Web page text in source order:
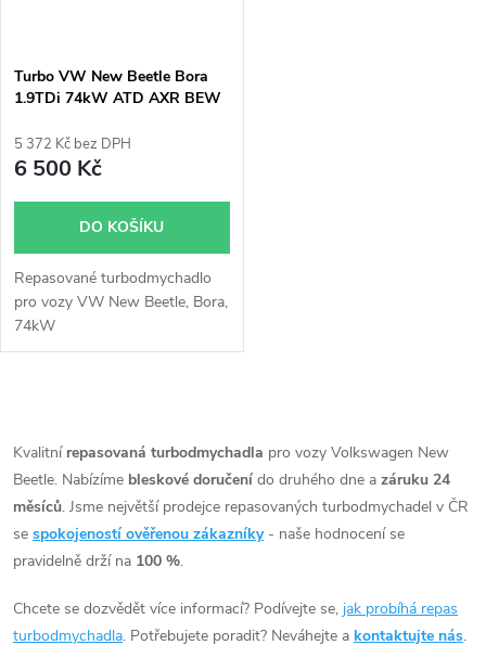
Turbo VW New Beetle Bora
1.9TDi 74kW ATD AXR BEW
5 372 Kč bez DPH
6 500 Kč
DO KOŠÍKU
Repasované turbodmychadlo
pro vozy VW New Beetle, Bora,
74kW
v
l
á
d
a
Kvalitní repasovaná turbodmychadla pro vozy Volkswagen New
Beetle. Nabízíme bleskové doručení do druhého dne a záruku 24
měsíců. Jsme největší prodejce repasovaných turbodmychadel v ČR
se spokojeností ověřenou zákazníky - naše hodnocení se
pravidelně drží na 100 %.
Chcete se dozvědět více informací? Podívejte se, jak probíhá repas
turbodmychadla. Potřebujete poradit? Neváhejte a kontaktujte nás.